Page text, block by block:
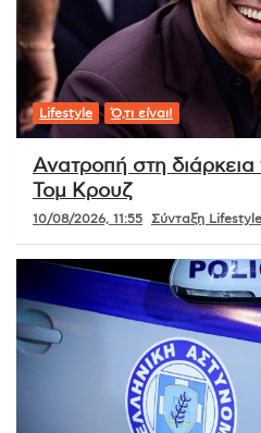
Lifestyle Ό,τι είναι!
Ανατροπή στη
Τομ Κρουζ
10/08/2026, 11:55 Σύνταξη